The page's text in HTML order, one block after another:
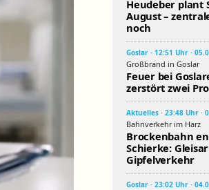
Heudeber plant
August –
noch
Goslar · 12:51 Uhr ·
Großbrand in Goslar
Feuer bei
zerstört zwei
Aktuelles · 23:48 Uhr ·
Bahnverkehr im Harz
Brockenbahn
Schierke:
Gipfelverkehr
Goslar · 23:02 Uhr ·